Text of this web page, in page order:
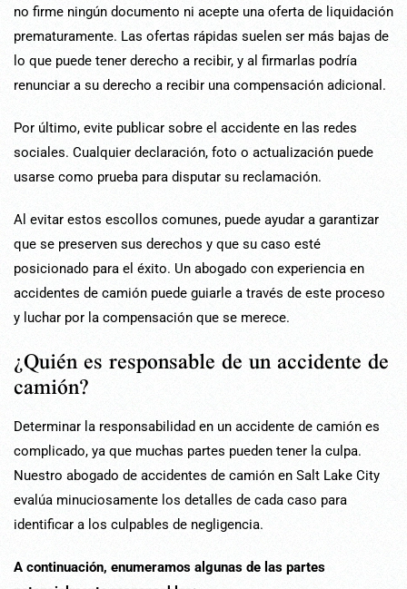
no firme ningún documento ni acepte una oferta de liquidación
prematuramente. Las ofertas rápidas suelen ser más bajas de
lo que puede tener derecho a recibir, y al firmarlas podría
renunciar a su derecho a recibir una compensación adicional.
Por último, evite publicar sobre el accidente en las redes
sociales. Cualquier declaración, foto o actualización puede
usarse como prueba para disputar su reclamación.
Al evitar estos escollos comunes, puede ayudar a garantizar
que se preserven sus derechos y que su caso esté
posicionado para el éxito. Un abogado con experiencia en
accidentes de camión puede guiarle a través de este proceso
y luchar por la compensación que se merece.
¿Quién es responsable de un accidente de
camión?
Determinar la responsabilidad en un accidente de camión es
complicado, ya que muchas partes pueden tener la culpa.
Nuestro abogado de accidentes de camión en Salt Lake City
evalúa minuciosamente los detalles de cada caso para
identificar a los culpables de negligencia.
A continuación, enumeramos algunas de las partes